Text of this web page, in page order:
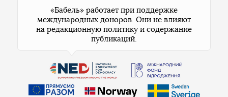
«Бабель» работает при поддержке
международных доноров. Они не влияют
на редакционную политику и содержание
публикаций.